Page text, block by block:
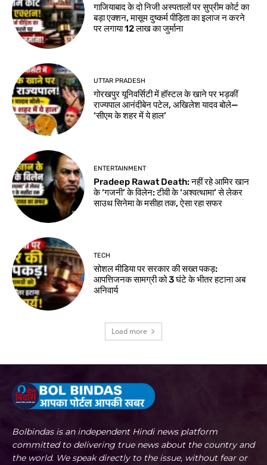
गाजियाबाद के दो निजी अस्पतालों पर सुप्रीम कोर्ट का
बड़ा एक्शन, मासूम दुष्कर्म पीड़िता का इलाज न करने
पर लगाया 12 लाख का जुर्माना
UTTAR PRADESH
गोरखपुर यूनिवर्सिटी में हॉस्टल के खाने पर भड़कीं
राज्यपाल आनंदीबेन पटेल, अखिलेश यादव बोले—
‘सीएम के शहर में ये हाल’
ENTERTAINMENT
Pradeep Rawat Death: नहीं रहे आमिर खान
के ‘गजनी’ के विलेन: टीवी के ‘अश्वत्थामा’ से लेकर
साउथ सिनेमा के मसीहा तक, ऐसा रहा सफर
TECH
सोशल मीडिया पर सरकार की सख्त पकड़:
आपत्तिजनक सामग्री को 3 घंटे के भीतर हटाना अब
अनिवार्य
Load more
Bolbindas is an independent Hindi news platform
committed to delivering true news about the country and
the world. We speak directly to the issue, without fear or